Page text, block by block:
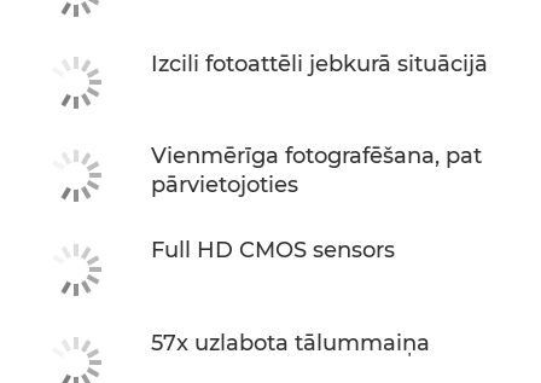
Izcili fotoattēli jebkurā situācijā
Vienmērīga fotografēšana, pat
pārvietojoties
Full HD CMOS sensors
57x uzlabota tālummaiņa